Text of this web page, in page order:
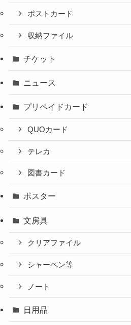
ポストカード
収納ファイル
チケット
ニュース
プリペイドカード
QUOカード
テレカ
図書カード
ポスター
文房具
クリアファイル
シャーペン等
ノート
日用品